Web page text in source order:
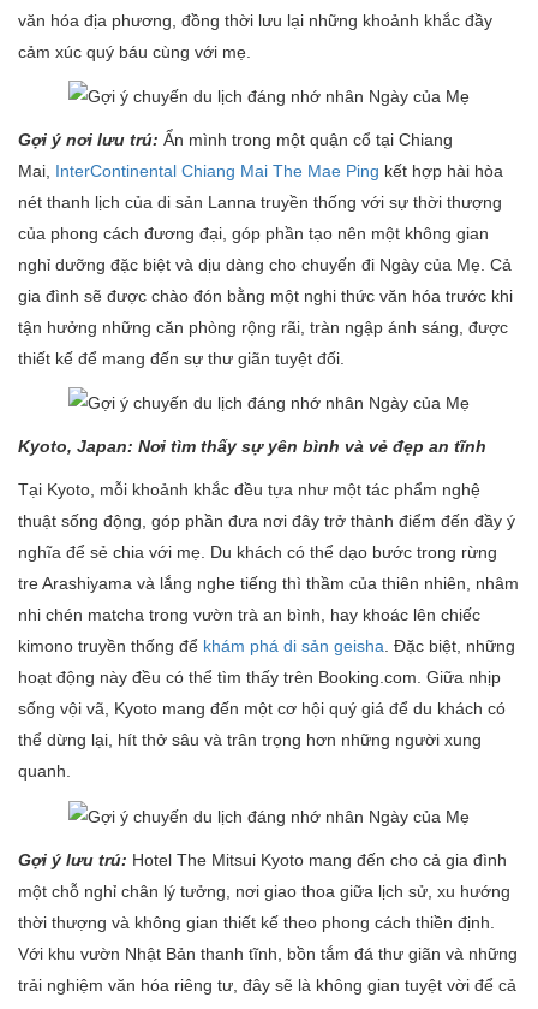
văn hóa địa phương, đồng thời lưu lại những khoảnh khắc đầy
cảm xúc quý báu cùng với mẹ.
Gợi ý nơi lưu trú: Ẩn mình trong một quận cổ tại Chiang
Mai, InterContinental Chiang Mai The Mae Ping kết hợp hài hòa
nét thanh lịch của di sản Lanna truyền thống với sự thời thượng
của phong cách đương đại, góp phần tạo nên một không gian
nghỉ dưỡng đặc biệt và dịu dàng cho chuyến đi Ngày của Mẹ. Cả
gia đình sẽ được chào đón bằng một nghi thức văn hóa trước khi
tận hưởng những căn phòng rộng rãi, tràn ngập ánh sáng, được
thiết kế để mang đến sự thư giãn tuyệt đối.
Kyoto, Japan: Nơi tìm thấy sự yên bình và vẻ đẹp an tĩnh
Tại Kyoto, mỗi khoảnh khắc đều tựa như một tác phẩm nghệ
thuật sống động, góp phần đưa nơi đây trở thành điểm đến đầy ý
nghĩa để sẻ chia với mẹ. Du khách có thể dạo bước trong rừng
tre Arashiyama và lắng nghe tiếng thì thầm của thiên nhiên, nhâm
nhi chén matcha trong vườn trà an bình, hay khoác lên chiếc
kimono truyền thống để khám phá di sản geisha. Đặc biệt, những
hoạt động này đều có thể tìm thấy trên Booking.com. Giữa nhịp
sống vội vã, Kyoto mang đến một cơ hội quý giá để du khách có
thể dừng lại, hít thở sâu và trân trọng hơn những người xung
quanh.
Gợi ý lưu trú: Hotel The Mitsui Kyoto mang đến cho cả gia đình
một chỗ nghỉ chân lý tưởng, nơi giao thoa giữa lịch sử, xu hướng
thời thượng và không gian thiết kế theo phong cách thiền định.
Với khu vườn Nhật Bản thanh tĩnh, bồn tắm đá thư giãn và những
trải nghiệm văn hóa riêng tư, đây sẽ là không gian tuyệt vời để cả